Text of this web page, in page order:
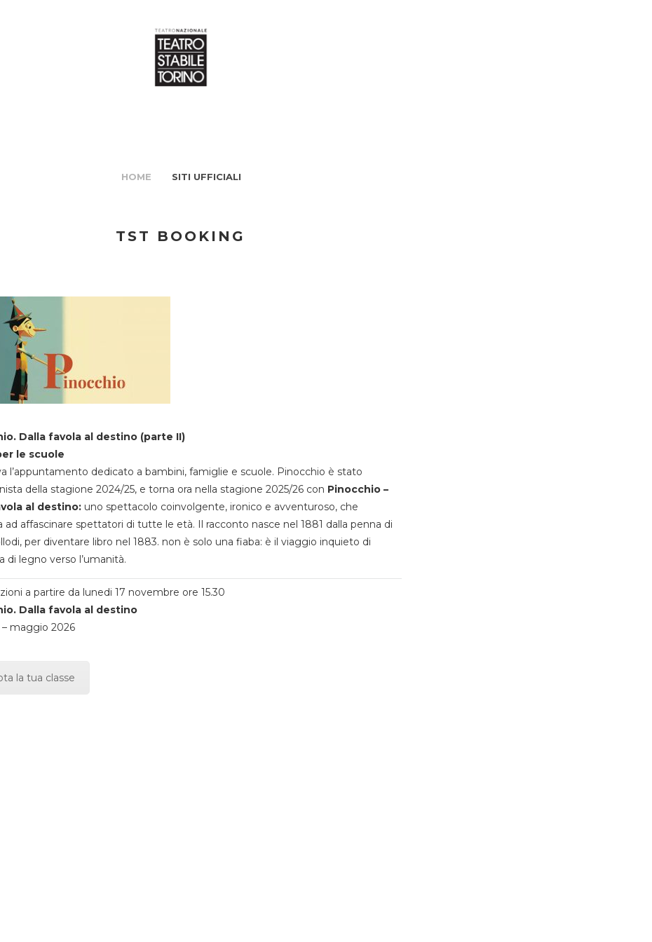
HOME SITI UFFICIALI
TST BOOKING
Dalla favola al destino (parte II)
le scuole
l’appuntamento dedicato a bambini, famiglie e scuole. Pinocchio è stato
della stagione 2024/25, e torna ora nella stagione 2025/26 con Pinocchio –
al destino:uno spettacolo coinvolgente, ironico e avventuroso, che
ad affascinare spettatori di tutte le età. Il racconto nasce nel 1881 dalla penna di
per diventare libro nel 1883. non è solo una fiaba: è il viaggio inquieto di
di legno verso l’umanità.
a partire da lunedi 17 novembre ore 15.30
Dalla favola al destino
maggio 2026
la tua classe